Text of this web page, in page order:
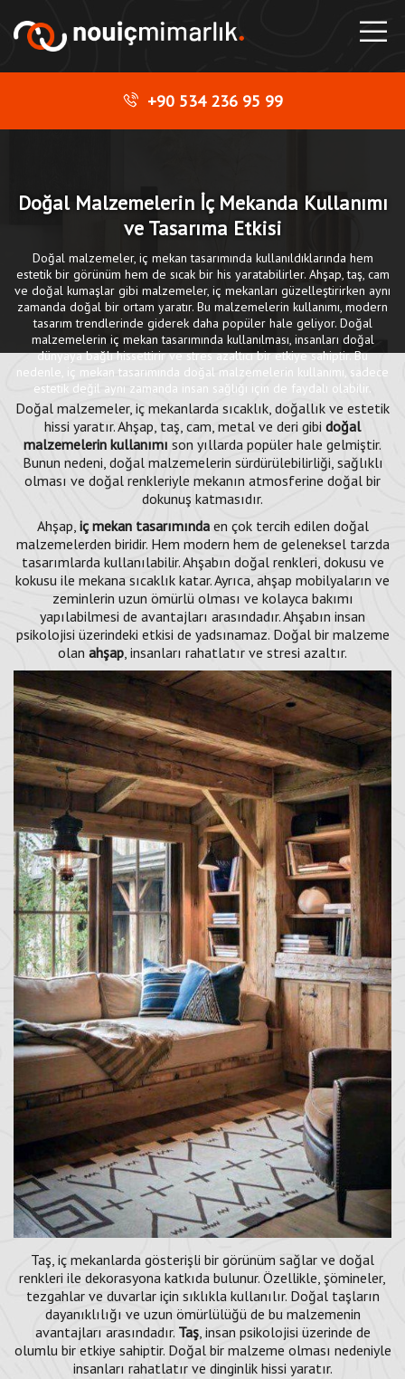
+90 534 236 95 99
Doğal Malzemelerin İç Mekanda Kullanımı
ve Tasarıma Etkisi
Doğal malzemeler, iç mekan tasarımında kullanıldıklarında hem
estetik bir görünüm hem de sıcak bir his yaratabilirler. Ahşap, taş, cam
ve doğal kumaşlar gibi malzemeler, iç mekanları güzelleştirirken aynı
zamanda doğal bir ortam yaratır. Bu malzemelerin kullanımı, modern
tasarım trendlerinde giderek daha popüler hale geliyor. Doğal
malzemelerin iç mekan tasarımında kullanılması, insanları doğal
dünyaya bağlı hissettirir ve stres azaltıcı bir etkiye sahiptir. Bu
nedenle, iç mekan tasarımında doğal malzemelerin kullanımı, sadece
estetik değil aynı zamanda insan sağlığı için de faydalı olabilir.
Doğal malzemeler, iç mekanlarda sıcaklık, doğallık ve estetik
hissi yaratır. Ahşap, taş, cam, metal ve deri gibi doğal
malzemelerin kullanımı son yıllarda popüler hale gelmiştir.
Bunun nedeni, doğal malzemelerin sürdürülebilirliği, sağlıklı
olması ve doğal renkleriyle mekanın atmosferine doğal bir
dokunuş katmasıdır.
Ahşap, iç mekan tasarımındaen çok tercih edilen doğal
malzemelerden biridir. Hem modern hem de geleneksel tarzda
tasarımlarda kullanılabilir. Ahşabın doğal renkleri, dokusu ve
kokusu ile mekana sıcaklık katar. Ayrıca, ahşap mobilyaların ve
zeminlerin uzun ömürlü olması ve kolayca bakımı
yapılabilmesi de avantajları arasındadır. Ahşabın insan
psikolojisi üzerindeki etkisi de yadsınamaz. Doğal bir malzeme
olan ahşap, insanları rahatlatır ve stresi azaltır.
Taş, iç mekanlarda gösterişli bir görünüm sağlar ve doğal
renkleri ile dekorasyona katkıda bulunur. Özellikle, şömineler,
tezgahlar ve duvarlar için sıklıkla kullanılır. Doğal taşların
dayanıklılığı ve uzun ömürlülüğü de bu malzemenin
avantajları arasındadır. Taş, insan psikolojisi üzerinde de
olumlu bir etkiye sahiptir. Doğal bir malzeme olması nedeniyle
insanları rahatlatır ve dinginlik hissi yaratır.